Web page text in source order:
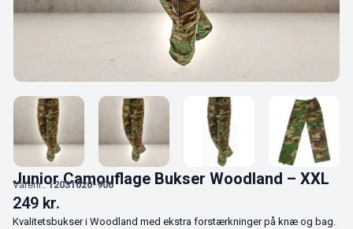
Junior Camouflage Bukser Woodland – XXL
Varenr.:12031020-906
249 kr.
Kvalitetsbukser i Woodland med ekstra forstærkninger på knæ og bag.